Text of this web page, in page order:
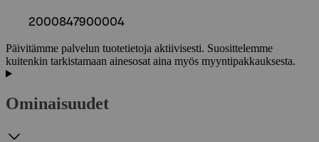
2000847900004
Päivitämme palvelun tuotetietoja aktiivisesti. Suosittelemme
kuitenkin tarkistamaan ainesosat aina myös myyntipakkauksesta.
Ominaisuudet